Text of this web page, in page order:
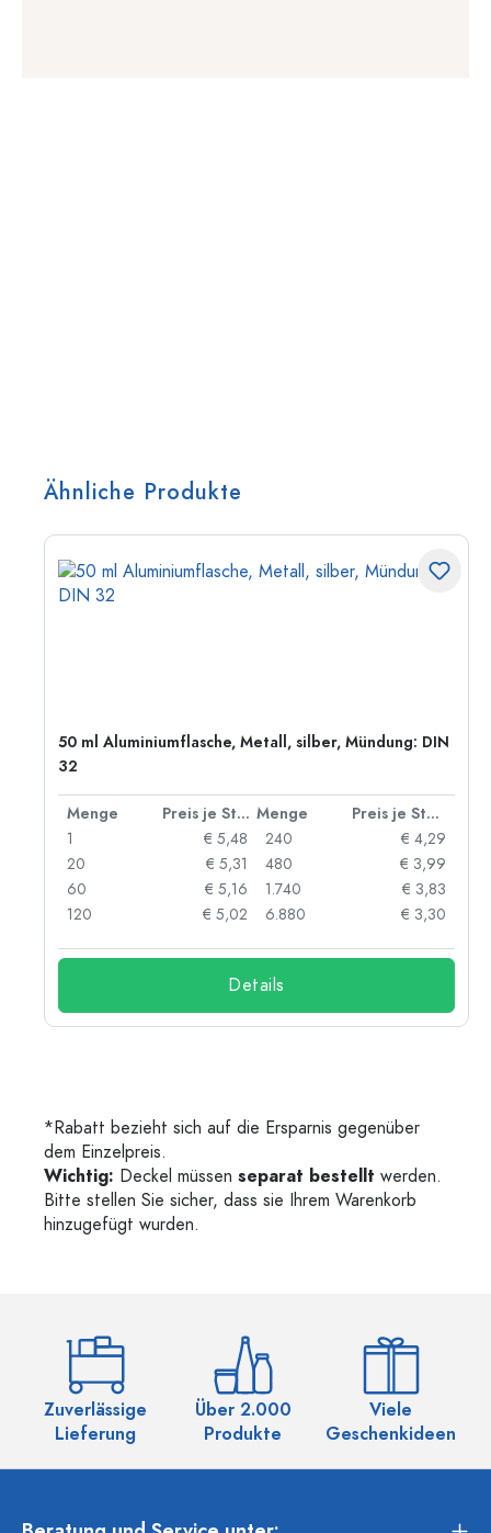
Ähnliche Produkte
50 ml Aluminiumflasche, Metall, silber, Mündung: DIN
32
Menge Preis je Stück Menge
Preis je Stück
1
€ 5,48
20
€ 5,31
60
€ 5,16
120
€ 5,02
240
€ 4,29
480
€ 3,99
1.740
€ 3,83
6.880
€ 3,30
Details
*Rabatt bezieht sich auf die Ersparnis gegenüber
dem Einzelpreis.
Wichtig: Deckel müssen separat bestellt werden.
Bitte stellen Sie sicher, dass sie Ihrem Warenkorb
hinzugefügt wurden.
Zuverlässige
Lieferung
Über 2.000
Produkte
Viele
Geschenkideen